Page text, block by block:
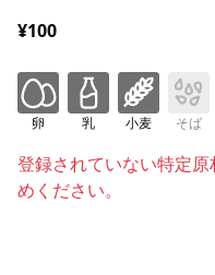
¥100
卵 乳 小麦 そば
登録されていない特定
めください。